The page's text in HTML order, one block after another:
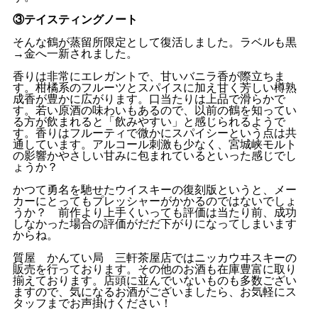
③テイスティングノート
そんな鶴が蒸留所限定として復活しました。ラベルも黒
→金へ一新されました。
香りは非常にエレガントで、甘いバニラ香が際立ちま
す。柑橘系のフルーツとスパイスに加え甘く芳しい樽熟
成香が豊かに広がります。口当たりは上品で滑らかで
す。若い原酒の味わいもあるので、以前の鶴を知ってい
る方が飲まれると「飲みやすい」と感じられるようで
す。香りはフルーティで微かにスパイシーという点は共
通しています。アルコール刺激も少なく、宮城峡モルト
の影響かやさしい甘みに包まれているといった感じでし
ょうか？
かつて勇名を馳せたウイスキーの復刻版というと、メー
カーにとってもプレッシャーがかかるのではないでしょ
うか？ 前作より上手くいっても評価は当たり前、成功
しなかった場合の評価がだだ下がりになってしまいます
からね。
質屋 かんてい局 三軒茶屋店ではニッカウヰスキーの
販売を行っております。その他のお酒も在庫豊富に取り
揃えております。店頭に並んでいないものも多数ござい
ますので、気になるお酒がございましたら、お気軽にス
タッフまでお声掛けください！